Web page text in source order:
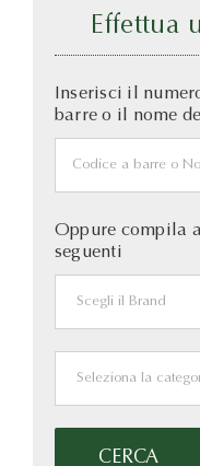
Effettua
Inserisci il
barre o il nome
Oppure compila
seguenti